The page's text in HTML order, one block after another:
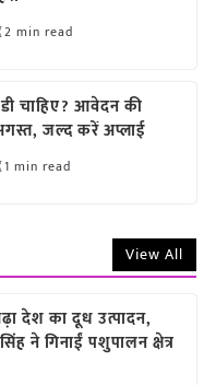
2 min read
चाहिए? आवेदन की
जल्द करें अप्लाई
1 min read
View All
देश का दूध उत्पादन,
ने गिनाईं पशुपालन क्षेत्र